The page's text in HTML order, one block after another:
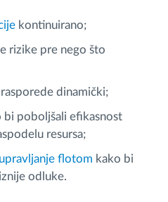
kontinuirano;
rizike pre nego što
dinamički;
bi poboljšali efikasnost
resursa;
flotom kako bi
odluke.